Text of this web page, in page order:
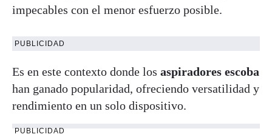
impecables con el menor esfuerzo posible.
PUBLICIDAD
Es en este contexto donde los aspiradores escoba
han ganado popularidad, ofreciendo versatilidad y
rendimiento en un solo dispositivo.
PUBLICIDAD